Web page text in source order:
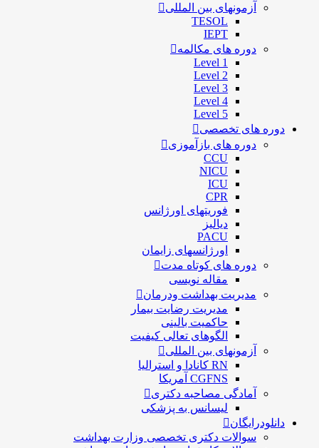
آزمونهای بین المللی
TESOL
IEPT
دوره های مکالمه
Level 1
Level 2
Level 3
Level 4
Level 5
دوره های تخصصی
دوره های بازآموزی
CCU
NICU
ICU
CPR
فوریتهای اورژانس
دیالیز
PACU
اورژانسهای زایمان
دوره های کوتاه مدت
مقاله نویسی
مدیریت بهداشت ودرمان
مديريت رضايت بيمار
حاكميت بالينی
الگوهای تعالی کيفيت
آزمونهای بین المللی
RN کانادا و استرالیا
CGFNS آمریکا
آمادگی مصاحبه دکتری
لیسانس به پزشکی
دانلودرایگان
سوالات دکتری تخصصی وزارت بهداشت